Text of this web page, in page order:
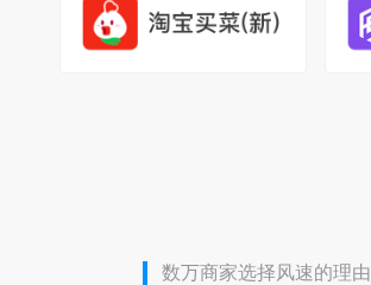
数万商家选择风速的理由